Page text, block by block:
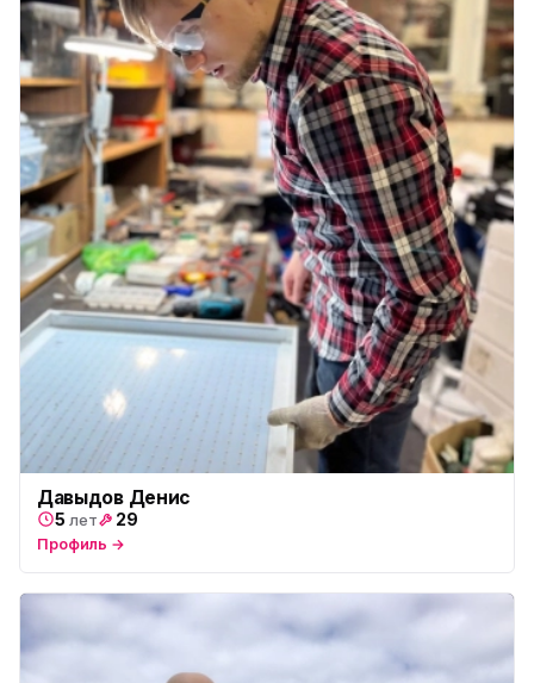
Давыдов Денис
5 лет 29
Профиль →